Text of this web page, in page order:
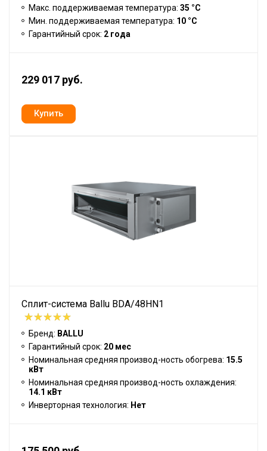
Макс. поддерживаемая температура: 35 °С
Мин. поддерживаемая температура: 10 °С
Гарантийный срок: 2 года
229 017 руб.
Сплит-система Ballu BDA/48HN1
Бренд: BALLU
Гарантийный срок: 20 мес
Номинальная средняя производ-ность обогрева: 15.5
кВт
Номинальная средняя производ-ность охлаждения:
14.1 кВт
Инверторная технология: Нет